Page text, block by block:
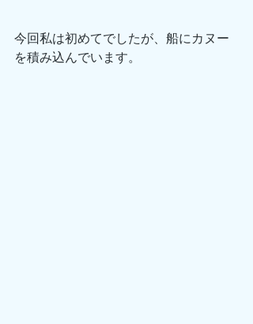
今回私は初めてでしたが、船にカヌー
を積み込んでいます。